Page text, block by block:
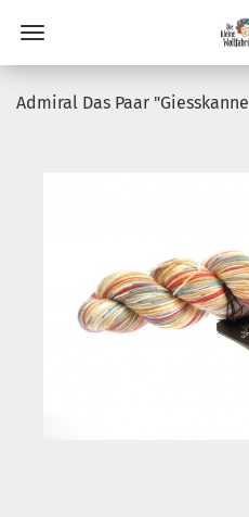
Admiral Das Paar